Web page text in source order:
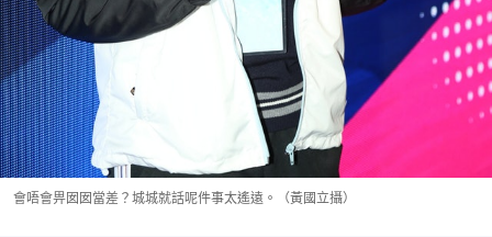
會唔會畀囡囡當差？城城就話呢件事太遙遠。（黃國立攝）